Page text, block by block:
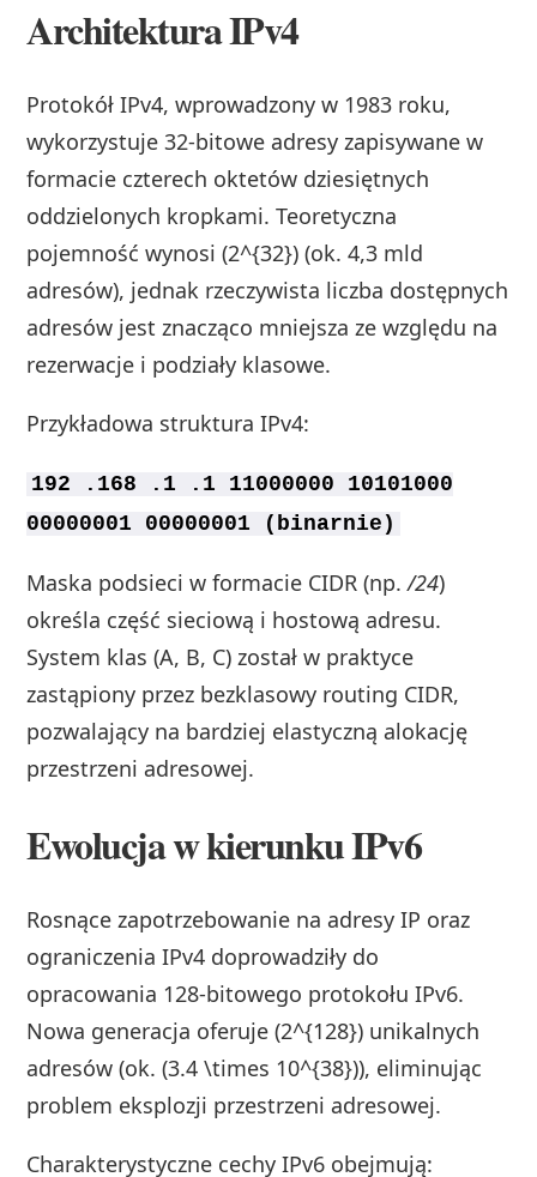
Architektura IPv4
Protokół IPv4, wprowadzony w 1983 roku,
wykorzystuje 32-bitowe adresy zapisywane w
formacie czterech oktetów dziesiętnych
oddzielonych kropkami. Teoretyczna
pojemność wynosi (2^{32}) (ok. 4,3 mld
adresów), jednak rzeczywista liczba dostępnych
adresów jest znacząco mniejsza ze względu na
rezerwacje i podziały klasowe.
Przykładowa struktura IPv4:
192 .168 .1 .1 11000000 10101000
00000001 00000001 (binarnie)
Maska podsieci w formacie CIDR (np./24)
określa część sieciową i hostową adresu.
System klas (A, B, C) został w praktyce
zastąpiony przez bezklasowy routing CIDR,
pozwalający na bardziej elastyczną alokację
przestrzeni adresowej.
Ewolucja w kierunku IPv6
Rosnące zapotrzebowanie na adresy IP oraz
ograniczenia IPv4 doprowadziły do
opracowania 128-bitowego protokołu IPv6.
Nowa generacja oferuje (2^{128}) unikalnych
adresów (ok. (3.4 \times 10^{38})), eliminując
problem eksplozji przestrzeni adresowej.
Charakterystyczne cechy IPv6 obejmują: